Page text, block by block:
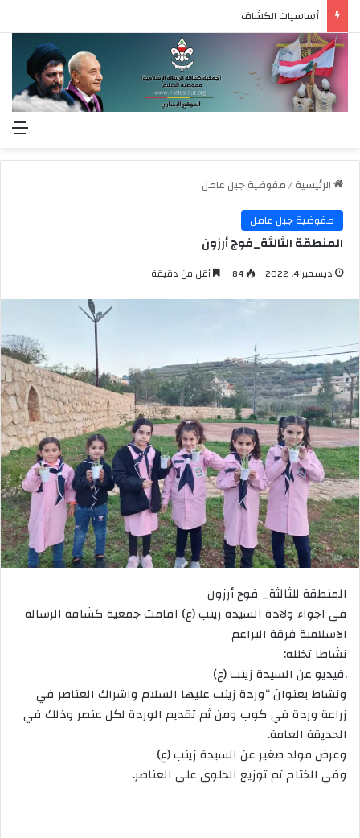
أساسيات الكشاف
الرئيسية/مفوضية جبل عامل
مفوضية جبل عامل
المنطقة الثالثة_فوج أرزون
ديسمبر 4, 2022 84 أقل من دقيقة
المنطقة للثالثة_ فوج أرزون
في اجواء ولادة السيدة زينب (ع) اقامت جمعية كشافة الرسالة
الاسلامية فرقة البراعم
نشاطا تخلله:
.فيديو عن السيدة زينب (ع)
ونشاط بعنوان “وردة زينب عليها السلام واشراك العناصر في
زراعة وردة في كوب ومن ثم تقديم الوردة لكل عنصر وذلك في
الحديقة العامة.
وعرض مولد صغير عن السيدة زينب (ع)
وفي الختام تم توزيع الحلوى على العناصر.